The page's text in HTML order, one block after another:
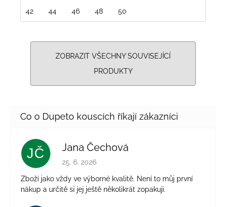
42 44 46 48 50
ZOBRAZIT VŠECHNY SOUVISEJÍCÍ
PRODUKTY
JČ Jana Čechová
Hodnocení obchodu je 5 z 5 hvězdiček.
25. 6. 2026
Zboží jako vždy ve výborné kvalitě. Není to můj první
nákup a určitě si jej ještě několikrát zopakuji.